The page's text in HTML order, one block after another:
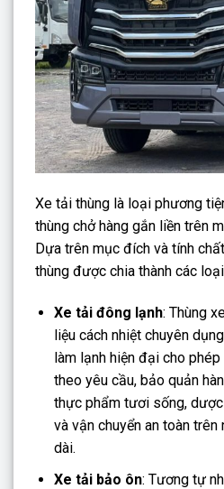
Xe tải thùng là loại phương
thùng chở hàng gắn liền trên
Dựa trên mục đích và tính
thùng được chia thành các
Xe tải đông lạnh: Thùng
liệu cách nhiệt chuyên
làm lạnh hiện đại cho
theo yêu cầu, bảo quản
thực phẩm tươi sống,
và vận chuyển an toàn
dài.
Xe tải bảo ôn: Tương tự